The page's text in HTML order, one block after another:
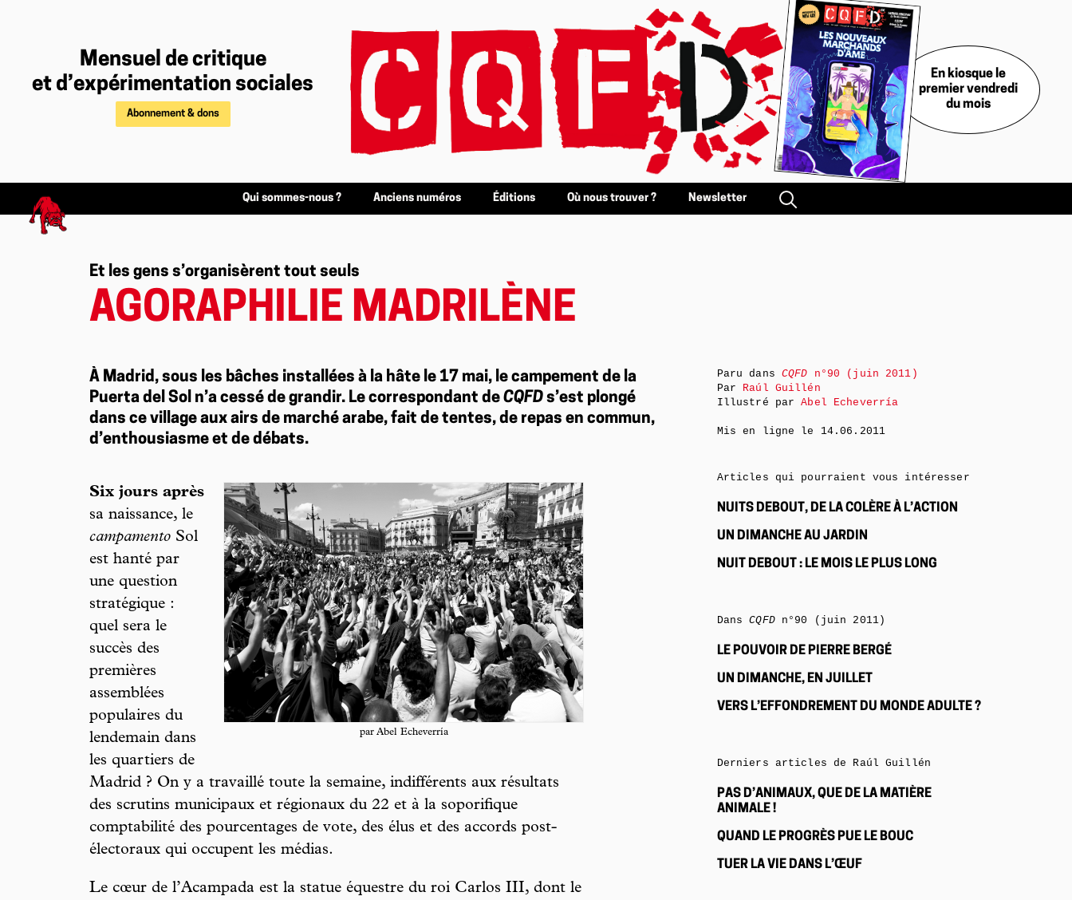
Mensuel de critique
et d’expérimentation sociales
Abonnement & dons
En kiosque le
premier vendredi
du mois
Qui sommes-nous ? Anciens numéros Éditions Où nous trouver ? Newsletter
Et les gens s’organisèrent tout seuls
AGORAPHILIE MADRILÈNE
À Madrid, sous les bâches installées à la hâte le 17 mai, le campement de la
Puerta del Sol n’a cessé de grandir. Le correspondant de CQFD s’est plongé
dans ce village aux airs de marché arabe, fait de tentes, de repas en commun,
d’enthousiasme et de débats.
par Abel Echeverría
Six jours après
sa naissance, le
campamento Sol
est hanté par
une question
stratégique :
quel sera le
succès des
premières
assemblées
populaires du
lendemain dans
les quartiers de
Madrid ? On y a travaillé toute la semaine, indifférents aux résultats
des scrutins municipaux et régionaux du 22 et à la soporifique
comptabilité des pourcentages de vote, des élus et des accords post-
électoraux qui occupent les médias.
Le cœur de l’Acampada est la statue équestre du roi Carlos III, dont le
Paru dans CQFD n°90 (juin 2011)
Par Raúl Guillén
Illustré parAbel Echeverría
Mis en ligne le 14.06.2011
Articles qui pourraient vous intéresser
NUITS DEBOUT, DE LA COLÈRE À L’ACTION
UN DIMANCHE AU JARDIN
NUIT DEBOUT : LE MOIS LE PLUS LONG
DansCQFDn°90 (juin 2011)
LE POUVOIR DE PIERRE BERGÉ
UN DIMANCHE, EN JUILLET
VERS L’EFFONDREMENT DU MONDE ADULTE ?
Derniers articles de Raúl Guillén
PAS D’ANIMAUX, QUE DE LA MATIÈRE
ANIMALE !
QUAND LE PROGRÈS PUE LE BOUC
TUER LA VIE DANS L’ŒUF